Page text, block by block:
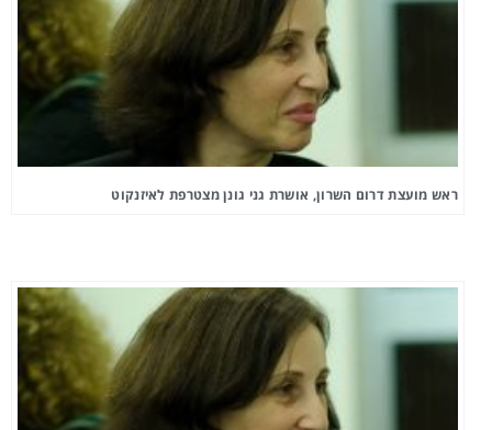
ראש מועצת דרום השרון, אושרת גני גונן מצטרפת לאיזנקוט